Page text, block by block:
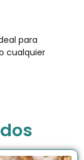
para
cualquier